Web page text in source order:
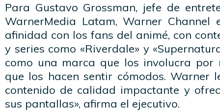
Para Gustavo Grossman, jefe de
WarnerMedia Latam, Warner
afinidad con los fans del animé, con
y series como «Riverdale» y
como una marca que los involucra por
que los hacen sentir cómodos. Warner
contenido de calidad impactante y
sus pantallas», afirma el ejecutivo.